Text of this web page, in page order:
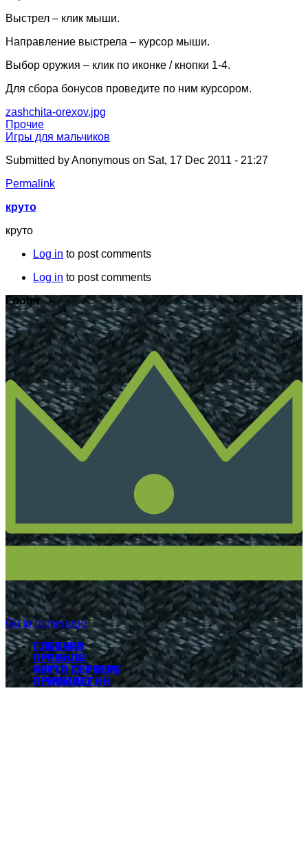
Выстрел – клик мыши.
Направление выстрела – курсор мыши.
Выбор оружия – клик по иконке / кнопки 1-4.
Для сбора бонусов проведите по ним курсором.
zashchita-orexov.jpg
Прочие
Игры для мальчиков
Submitted byAnonymous on Sat, 17 Dec 2011 - 21:27
Permalink
круто
круто
Log in to post comments
Log in to post comments
Footer
Go to homepage
Главная
Правила
Карта сервера
Привилегии